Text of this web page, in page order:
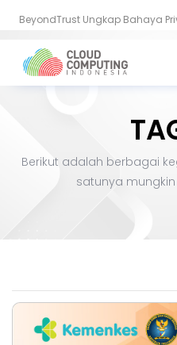
BeyondTrust Ungkap Bahaya
BSSN: Komputer Kuantum
Berikut adalah berbagai
satunya